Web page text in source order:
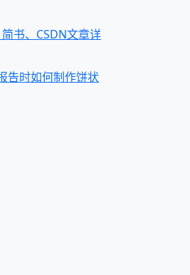
书、CSDN文章详
告时如何制作饼状